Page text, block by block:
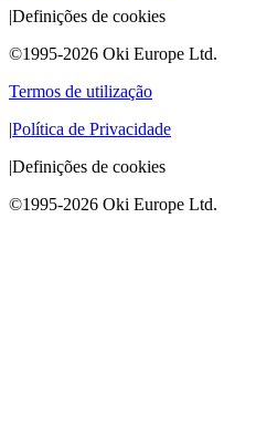
|Definições de cookies
©1995-2026 Oki Europe Ltd.
Termos de utilização
|Política de Privacidade
|Definições de cookies
©1995-2026 Oki Europe Ltd.